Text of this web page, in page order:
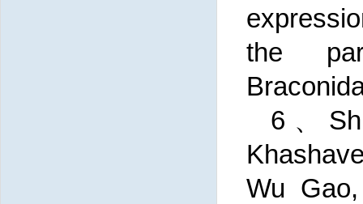
the
6、
Wu